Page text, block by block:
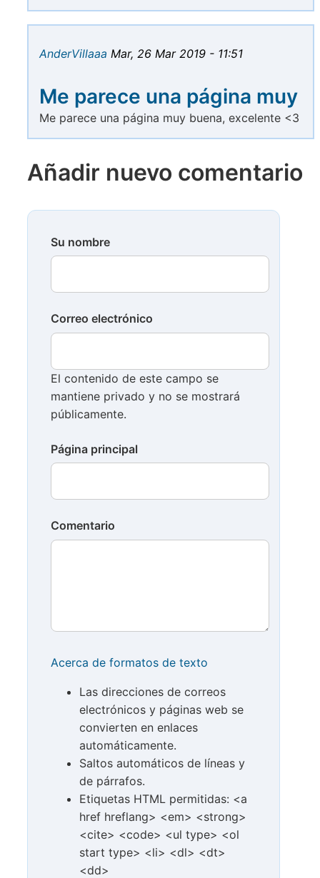
AnderVillaaa Mar, 26 Mar 2019 - 11:51
Me parece una página muy
Me parece una página muy buena, excelente <3
Añadir nuevo comentario
Su nombre
Correo electrónico
El contenido de este campo se
mantiene privado y no se mostrará
públicamente.
Página principal
Comentario
Acerca de formatos de texto
Las direcciones de correos
electrónicos y páginas web se
convierten en enlaces
automáticamente.
Saltos automáticos de líneas y
de párrafos.
Etiquetas HTML permitidas: <a
href hreflang> <em> <strong>
<cite> <code> <ul type> <ol
start type> <li> <dl> <dt>
<dd>